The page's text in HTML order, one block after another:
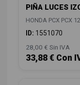
PIÑA LUCES
HONDA PCX PCX
ID: 1551070
28,00 € Sin IVA
33,88 € Con